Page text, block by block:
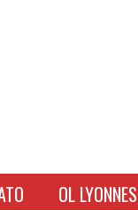
OL LYONNES